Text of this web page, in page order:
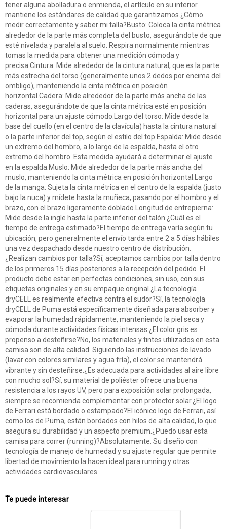
tener alguna abolladura o enmienda, el artículo en su interior
mantiene los estándares de calidad que garantizamos.¿Cómo
medir correctamente y saber mi talla?Busto: Coloca la cinta métrica
alrededor de la parte más completa del busto, asegurándote de que
esté nivelada y paralela al suelo. Respira normalmente mientras
tomas la medida para obtener una medición cómoda y
precisa.Cintura: Mide alrededor de la cintura natural, que es la parte
más estrecha del torso (generalmente unos 2 dedos por encima del
ombligo), manteniendo la cinta métrica en posición
horizontal.Cadera: Mide alrededor de la parte más ancha de las
caderas, asegurándote de que la cinta métrica esté en posición
horizontal para un ajuste cómodo.Largo del torso: Mide desde la
base del cuello (en el centro de la clavícula) hasta la cintura natural
o la parte inferior del top, según el estilo del top.Espalda: Mide desde
un extremo del hombro, a lo largo de la espalda, hasta el otro
extremo del hombro. Esta medida ayudará a determinar el ajuste
en la espalda.Muslo: Mide alrededor de la parte más ancha del
muslo, manteniendo la cinta métrica en posición horizontal.Largo
de la manga: Sujeta la cinta métrica en el centro de la espalda (justo
bajo la nuca) y mídete hasta la muñeca, pasando por el hombro y el
brazo, con el brazo ligeramente doblado.Longitud de entrepierna:
Mide desde la ingle hasta la parte inferior del talón.¿Cuál es el
tiempo de entrega estimado?El tiempo de entrega varía según tu
ubicación, pero generalmente el envío tarda entre 2 a 5 días hábiles
una vez despachado desde nuestro centro de distribución.
¿Realizan cambios por talla?Sí, aceptamos cambios por talla dentro
de los primeros 15 días posteriores a la recepción del pedido. El
producto debe estar en perfectas condiciones, sin uso, con sus
etiquetas originales y en su empaque original.¿La tecnología
dryCELL es realmente efectiva contra el sudor?Sí, la tecnología
dryCELL de Puma está específicamente diseñada para absorber y
evaporar la humedad rápidamente, manteniendo la piel seca y
cómoda durante actividades físicas intensas.¿El color gris es
propenso a desteñirse?No, los materiales y tintes utilizados en esta
camisa son de alta calidad. Siguiendo las instrucciones de lavado
(lavar con colores similares y agua fría), el color se mantendrá
vibrante y sin desteñirse.¿Es adecuada para actividades al aire libre
con mucho sol?Sí, su material de poliéster ofrece una buena
resistencia a los rayos UV, pero para exposición solar prolongada,
siempre se recomienda complementar con protector solar.¿El logo
de Ferrari está bordado o estampado?El icónico logo de Ferrari, así
como los de Puma, están bordados con hilos de alta calidad, lo que
asegura su durabilidad y un aspecto premium.¿Puedo usar esta
camisa para correr (running)?Absolutamente. Su diseño con
tecnología de manejo de humedad y su ajuste regular que permite
libertad de movimiento la hacen ideal para running y otras
actividades cardiovasculares.
Te puede interesar